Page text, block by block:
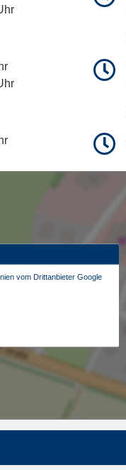
vom Drittanbieter Google